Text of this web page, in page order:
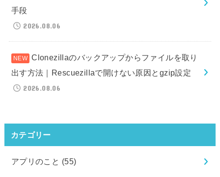
手段
2026.08.06
Clonezillaのバックアップからファイルを取り
出す方法｜Rescuezillaで開けない原因とgzip設定
2026.08.06
カテゴリー
アプリのこと (55)